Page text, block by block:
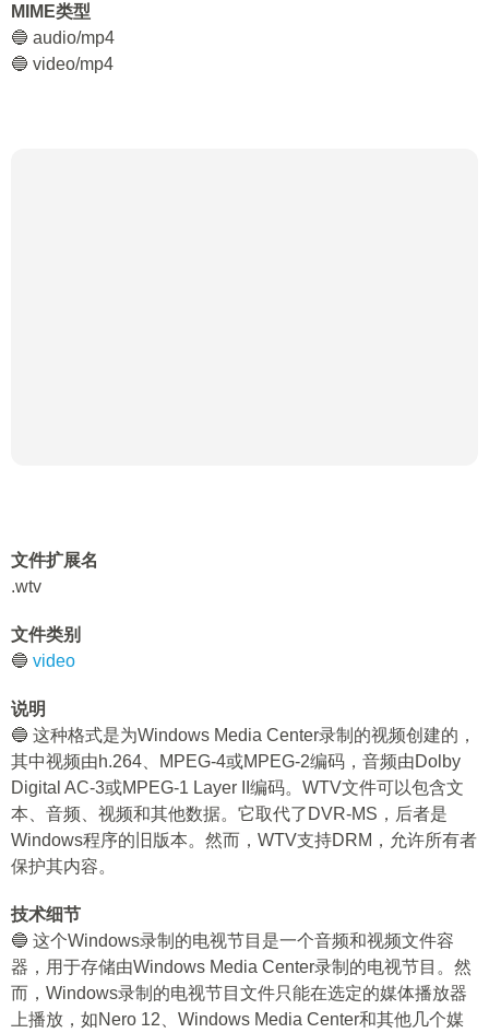
MIME类型
🔵 audio/mp4
🔵 video/mp4
文件扩展名
.wtv
文件类别
🔵 video
说明
🔵 这种格式是为Windows Media Center录制的视频创建的，
其中视频由h.264、MPEG-4或MPEG-2编码，音频由Dolby
Digital AC-3或MPEG-1 Layer II编码。WTV文件可以包含文
本、音频、视频和其他数据。它取代了DVR-MS，后者是
Windows程序的旧版本。然而，WTV支持DRM，允许所有者
保护其内容。
技术细节
🔵 这个Windows录制的电视节目是一个音频和视频文件容
器，用于存储由Windows Media Center录制的电视节目。然
而，Windows录制的电视节目文件只能在选定的媒体播放器
上播放，如Nero 12、Windows Media Center和其他几个媒